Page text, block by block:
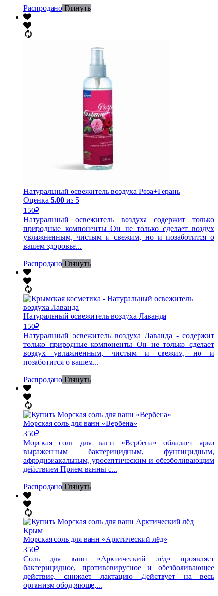
Распродано Глянуть
Натуральный освежитель воздуха Роза+Герань
Оценка 5.00 из 5
150₽
Натуральный освежитель воздуха содержит только
природные компоненты Он не только сделает воздух
увлажненным, чистым и свежим, но и позаботится о
вашем здоровье...
Распродано Глянуть
Натуральный освежитель воздуха Лаванда
150₽
Натуральный освежитель воздуха Лаванда - содержит
только природные компоненты Он не только сделает
воздух увлажненным, чистым и свежим, но и
позаботится о вашем...
Распродано Глянуть
Морская соль для ванн «Вербена»
350₽
Морская соль для ванн «Вербена» обладает ярко
выраженным бактерицидным, фунгицидным,
афродизиакальным, уросептическим и обезболивающим
действием Прием ванны с...
Распродано Глянуть
Морская соль для ванн «Арктический лёд»
350₽
Соль для ванн «Арктический лёд» проявляет
бактерицидное, противовирусное и обезболивающее
действие, снижает лактацию Действует на весь
организм ободряюще,...